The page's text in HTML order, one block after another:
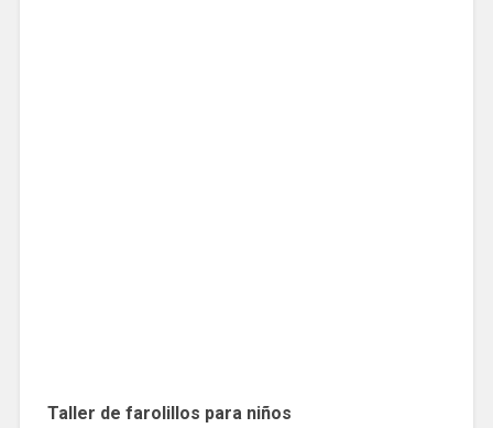
Taller de farolillos para niños